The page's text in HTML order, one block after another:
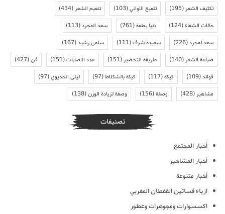
تكثيف الشعر(195) تلميع الاواني(103) تنعيم الشعر(434)
حالات الشفاء(124) دنيا بطمة(761) سعد المجرد(113)
سعد لمجرد(226) سعيدة شرف(111) سلمى رشيد(167)
صباغة الشعر(140) طريقة التحضير(151) عدد الاصابات(151) فن(427)
فوائد(109) كيكة(117) كيكة بالشكلاط(97) ليلى الحديوي(97)
مشاهير(428) وصفة(156) وصفة لزيادة الوزن(138)
تصنيفات
أخبار المجتمع
أخبار المشاهير
أخبار متنوعة
ازياء فساتين القفطان المغربي
اكسسوارات ومجوهرات وعطور